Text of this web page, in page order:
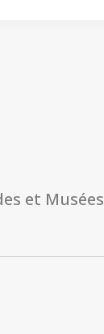
et Musées